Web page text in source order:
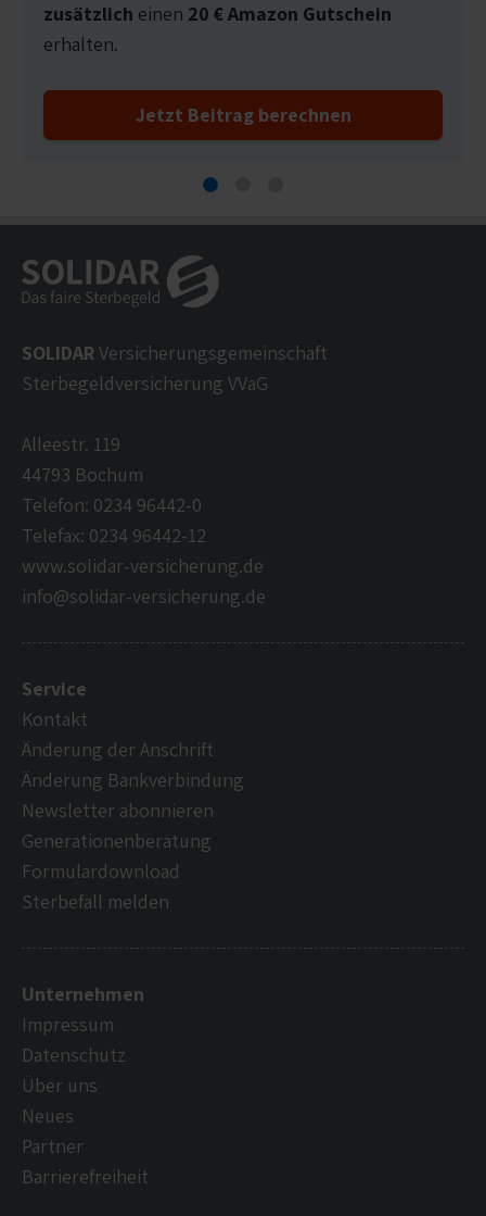
zusätzlich einen 20 € Amazon Gutschein
erhalten.
Jetzt Beitrag berechnen
SOLIDARVersicherungsgemeinschaft
Sterbegeldversicherung VVaG
Alleestr. 119
44793 Bochum
Telefon: 0234 96442-0
Telefax: 0234 96442-12
www.solidar-versicherung.de
info@solidar-versicherung.de
Service
Kontakt
Änderung der Anschrift
Änderung Bankverbindung
Newsletter abonnieren
Generationenberatung
Formulardownload
Sterbefall melden
Unternehmen
Impressum
Datenschutz
Über uns
Neues
Partner
Barrierefreiheit